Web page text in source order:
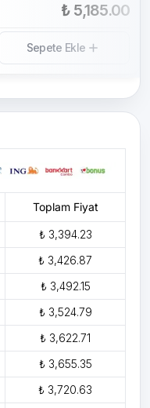
₺ 5,185.00
Sepete Ekle
Toplam Fiyat
₺ 3,394.23
₺ 3,426.87
₺ 3,492.15
₺ 3,524.79
₺ 3,622.71
₺ 3,655.35
₺ 3,720.63